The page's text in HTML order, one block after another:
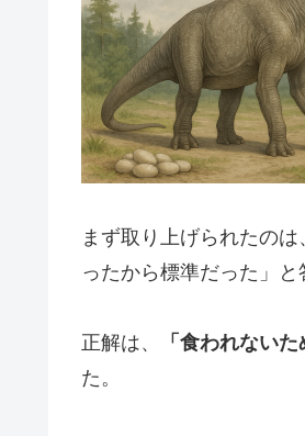
まず取り上げられたの
ったから標準だった」と
正解は、 「食われないた
た。